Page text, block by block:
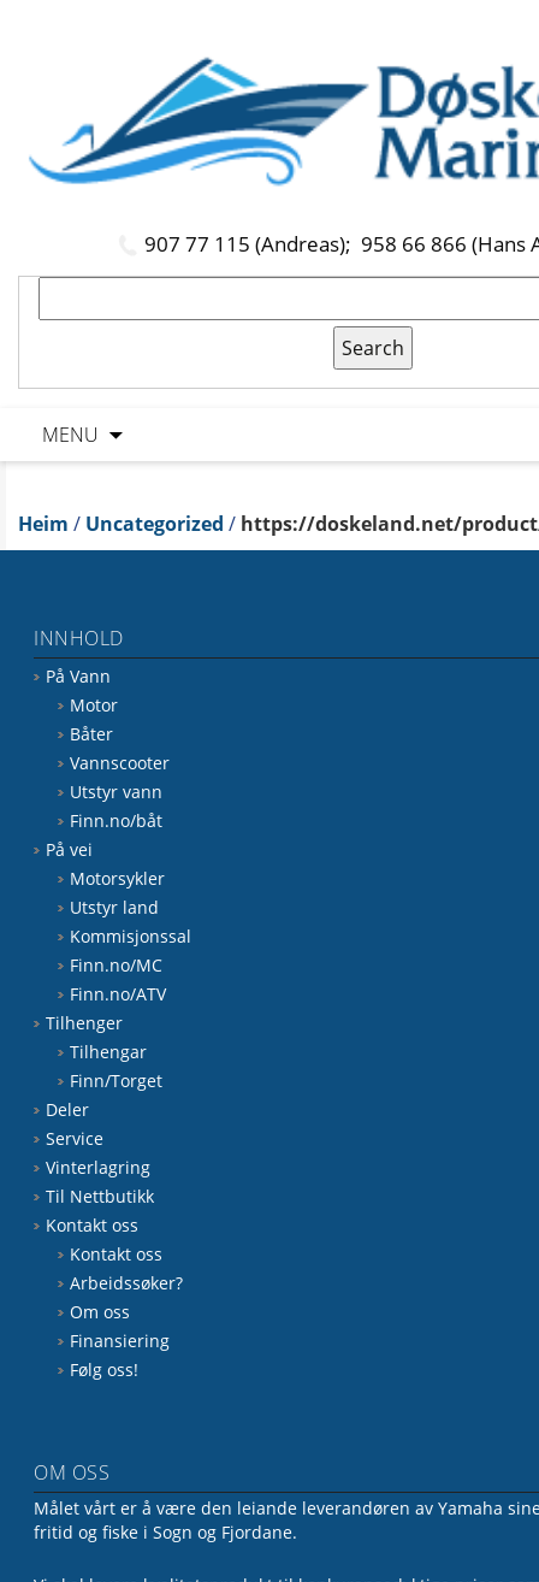
907 77 115 (Andreas); 958 66 866 (Hans
MENU
Heim / Uncategorized / https://doskeland.net/
INNHOLD
På Vann
Motor
Båter
Vannscooter
Utstyr vann
Finn.no/båt
På vei
Motorsykler
Utstyr land
Kommisjonssal
Finn.no/MC
Finn.no/ATV
Tilhenger
Tilhengar
Finn/Torget
Deler
Service
Vinterlagring
Til Nettbutikk
Kontakt oss
Kontakt oss
Arbeidssøker?
Om oss
Finansiering
Følg oss!
OM OSS
Målet vårt er å være den leiande leverandøren av Yamaha
fritid og fiske i Sogn og Fjordane.